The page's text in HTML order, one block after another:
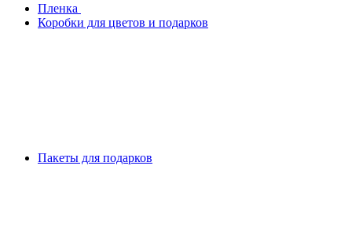
Плeнка
Коробки для цветов и подарков
Пакеты для подарков